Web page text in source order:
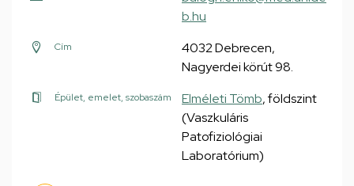
b.hu
Cím
4032 Debrecen,
Nagyerdei körút 98.
Épület, emelet, szobaszám Elméleti Tömb, földszint
(Vaszkuláris
Patofiziológiai
Laboratórium)